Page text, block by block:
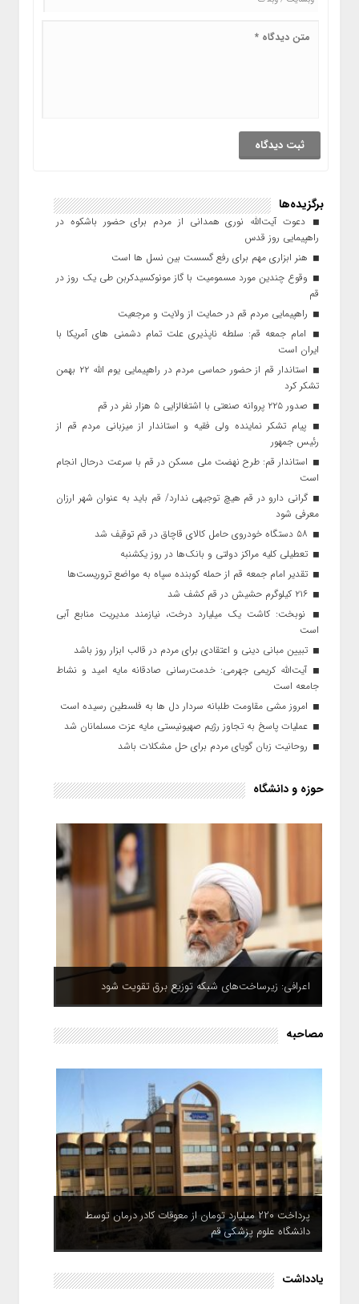
برگزیده‌ها
دعوت آیت‌الله نوری همدانی از مردم برای حضور باشکوه در
راهپیمایی روز قدس
هنر ابزاری مهم برای رفع گسست بین نسل ها است
وقوع چندین مورد مسمومیت با گاز مونوکسیدکربن طی یک روز در
قم
راهپیمایی مردم قم در حمایت از ولایت و مرجعیت
امام جمعه قم: سلطه ناپذیری علت تمام دشمنی های آمریکا با
ایران است
استاندار قم از حضور حماسی مردم در راهپیمایی یوم الله ۲۲ بهمن
تشکر کرد
صدور ۲۲۵ پروانه صنعتی با اشتغالزایی ۵ هزار نفر در قم
پیام تشکر نماینده ولی فقیه و استاندار از میزبانی مردم قم از
رئیس جمهور
استاندار قم:‌ طرح نهضت ملی مسکن در قم با سرعت درحال انجام
است
گرانی دارو در قم هیچ توجیهی ندارد/ قم باید به عنوان شهر ارزان
معرفی شود
تعطیلی کلیه مراکز دولتی و بانک‌ها در روز یکشنبه
تقدیر امام جمعه قم از حمله کوبنده سپاه به مواضع تروریست‌ها
نوبخت: کاشت یک میلیارد درخت، نیازمند مدیریت منابع آبی
است
تبیین مبانی دینی و اعتقادی برای مردم در قالب ابزار روز باشد
آیت‌الله کریمی جهرمی: خدمت‌رسانی صادقانه مایه امید و نشاط
جامعه است
امروز مشی مقاومت طلبانه سردار دل ها به فلسطین رسیده است
عملیات پاسخ به تجاوز رژیم صهیونیستی مایه عزت مسلمانان شد
روحانیت زبان گویای مردم برای حل مشکلات باشد
حوزه و دانشگاه
اعرافی: زیرساخت‌های شبکه توزیع برق تقویت شود
مصاحبه
پرداخت ۲۲۰ میلیارد تومان از معوقات کادر درمان توسط
دانشگاه علوم پزشکی قم
یادداشت